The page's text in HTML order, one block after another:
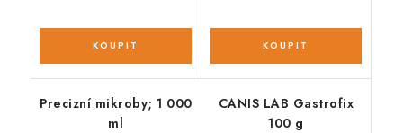
Precizní mikroby; 1 000
ml
CANIS LAB Gastrofix
100 g